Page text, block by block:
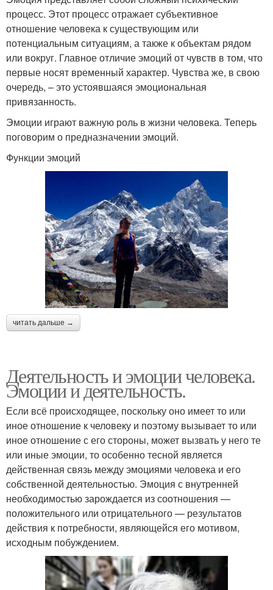
процесс. Этот процесс отражает субъективное
отношение человека к существующим или
потенциальным ситуациям, а также к объектам рядом
или вокруг. Главное отличие эмоций от чувств в том, что
первые носят временный характер. Чувства же, в свою
очередь, – это устоявшаяся эмоциональная
привязанность.
Эмоции играют важную роль в жизни человека. Теперь
поговорим о предназначении эмоций.
Функции эмоций
читать дальше →
Деятельность и эмоции человека.
Эмоции и деятельность.
Если всё происходящее, поскольку оно имеет то или
иное отношение к человеку и поэтому вызывает то или
иное отношение с его стороны, может вызвать у него те
или иные эмоции, то особенно тесной является
действенная связь между эмоциями человека и его
собственной деятельностью. Эмоция с внутренней
необходимостью зарождается из соотношения —
положительного или отрицательного — результатов
действия к потребности, являющейся его мотивом,
исходным побуждением.